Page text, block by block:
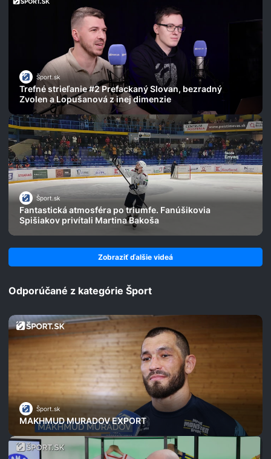
Šport.sk
Trefné strieľanie #2 Prefackaný Slovan, bezradný
Zvolen a Lopušanová z inej dimenzie
Šport.sk
Fantastická atmosféra po triumfe. Fanúšikovia
Spišiakov privítali Martina Bakoša
Zobraziť ďalšie videá
Odporúčané z kategórie Šport
Šport.sk
MAKHMUD MURADOV EXPORT